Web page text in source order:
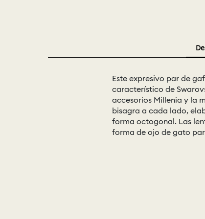
Este expresivo par de
característico de
accesorios Millenia y la
bisagra a cada lado,
forma octogonal. Las
forma de ojo de gato